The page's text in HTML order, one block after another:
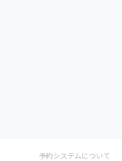
予約システムについて